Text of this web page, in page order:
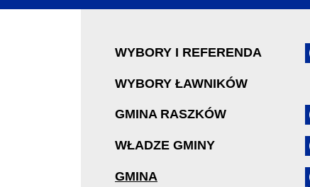
WYBORY I REFERENDA
WYBORY ŁAWNIKÓW
GMINA RASZKÓW
WŁADZE GMINY
GMINA